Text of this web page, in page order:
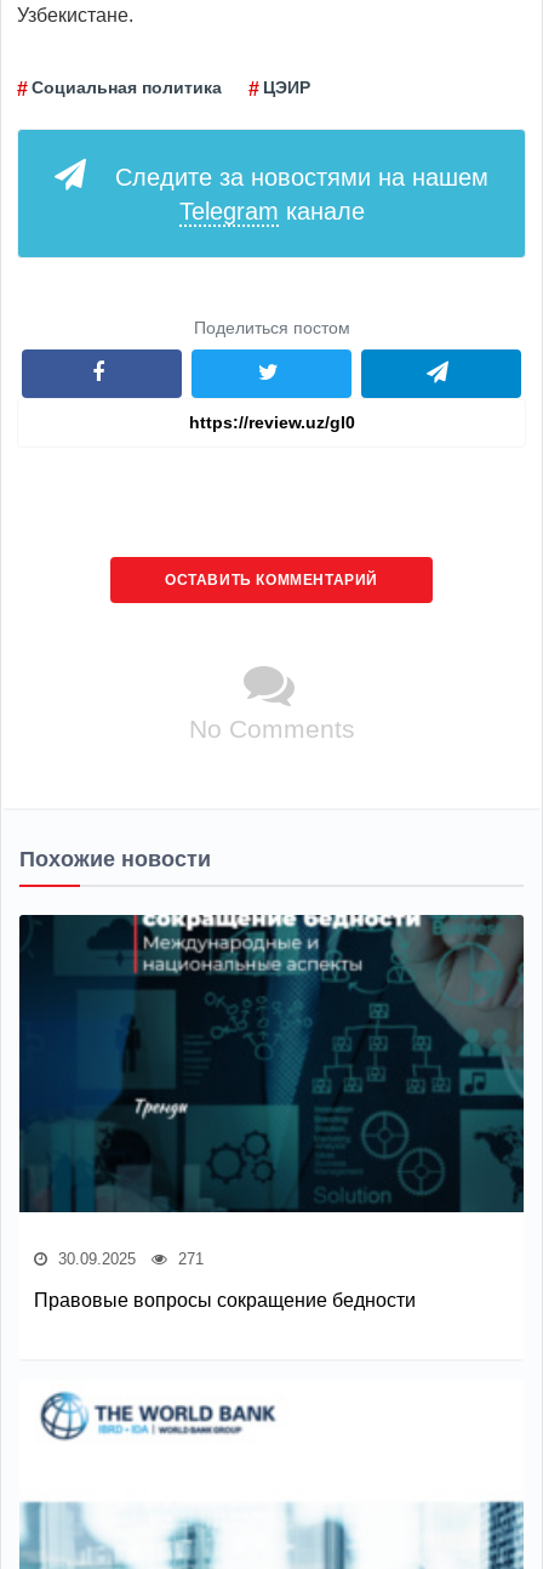
Узбекистане.
Социальная политика ЦЭИР
Следите за новостями на нашем
Telegram канале
Поделиться постом
ОСТАВИТЬ КОММЕНТАРИЙ
No Comments
Похожие новости
30.09.2025 271
Правовые вопросы сокращение бедности